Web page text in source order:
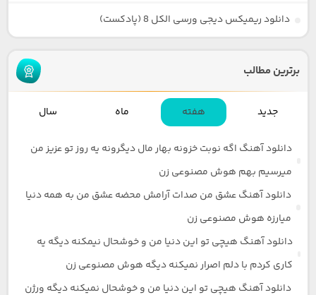
دانلود ریمیکس دیجی ورسی الکل 8 (پادکست)
برترین مطالب
جدید هفته ماه سال
دانلود آهنگ اگه نوبت خزونه بهار مال دیگرونه یه روز تو عزیز من
میرسیم بهم هوش مصنوعی زن
دانلود آهنگ عشق من صدات آرامش محضه عشق من به همه دنیا
میارزه هوش مصنوعی زن
دانلود آهنگ هیچی تو این دنیا من و خوشحال نیمکنه دیگه یه
کاری کردم با دلم اصرار نمیکنه دیگه هوش مصنوعی زن
دانلود آهنگ هیچی تو این دنیا من و خوشحال نمیکنه دیگه ورژن